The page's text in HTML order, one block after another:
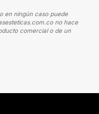
en ningún caso puede
no hace
comercial o de un